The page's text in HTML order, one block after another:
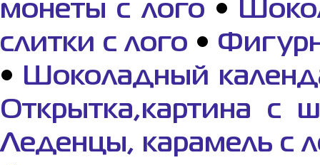
монеты с лого •
слитки с лого •
• Шоколадный
Открытка,картина с
Леденцы, карамель с